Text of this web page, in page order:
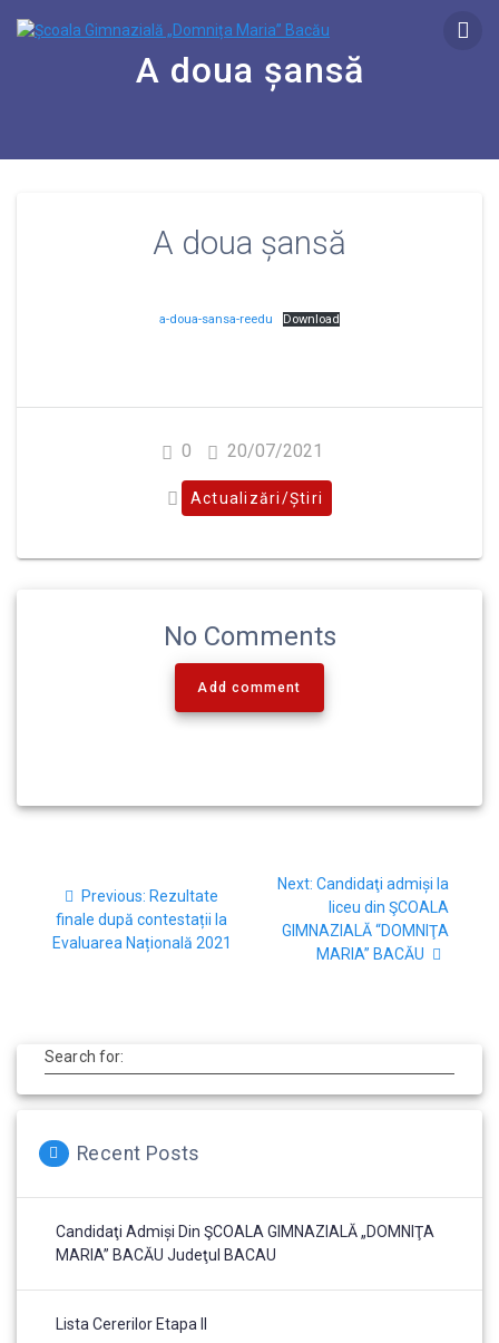
A doua șansă
A doua șansă
a-doua-sansa-reedu Download
0 20/07/2021
Actualizări/Știri
No Comments
Add comment
Previous: Rezultate
finale după contestații la
Evaluarea Națională 2021
Next: Candidaţi admiși la
liceu din ŞCOALA
GIMNAZIALĂ “DOMNIŢA
MARIA” BACĂU
Search for:
Recent Posts
Candidaţi Admiși Din ŞCOALA GIMNAZIALĂ „DOMNIŢA
MARIA” BACĂU Judeţul BACAU
Lista Cererilor Etapa II